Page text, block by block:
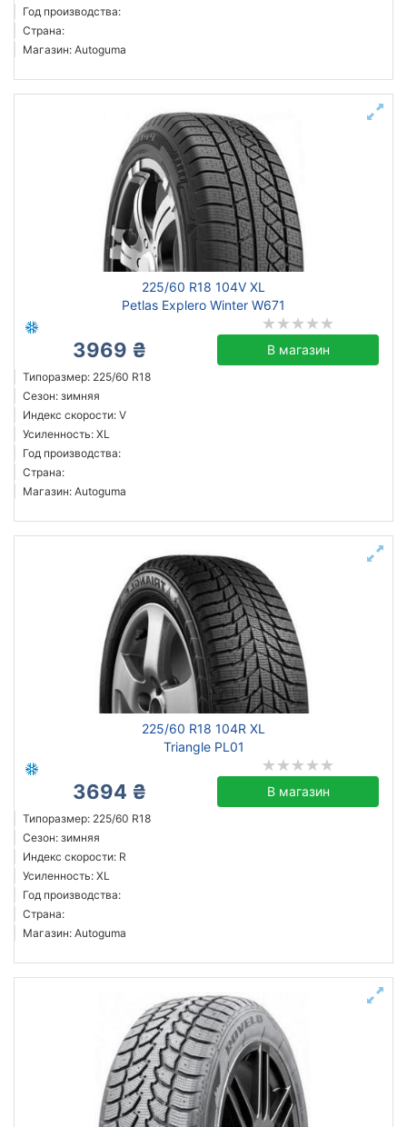
Год производства:
Страна:
Магазин: Autoguma
225/60 R18 104V XL
Petlas Explero Winter W671
3969 ₴ В магазин
Типоразмер: 225/60 R18
Сезон: зимняя
Индекс скорости: V
Усиленность: XL
Год производства:
Страна:
Магазин: Autoguma
225/60 R18 104R XL
Triangle PL01
3694 ₴ В магазин
Типоразмер: 225/60 R18
Сезон: зимняя
Индекс скорости: R
Усиленность: XL
Год производства:
Страна:
Магазин: Autoguma